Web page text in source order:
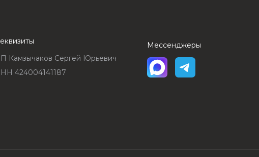
Камзычаков Сергей Юрьевич
424004141187
Мессенджеры